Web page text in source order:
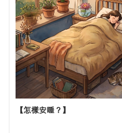
【怎樣安睡？】